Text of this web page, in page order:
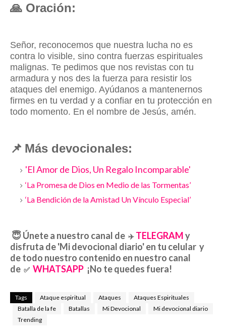
🙏 Oración:
Señor, reconocemos que nuestra lucha no es
contra lo visible, sino contra fuerzas espirituales
malignas. Te pedimos que nos revistas con tu
armadura y nos des la fuerza para resistir los
ataques del enemigo. Ayúdanos a mantenernos
firmes en tu verdad y a confiar en tu protección en
todo momento. En el nombre de Jesús, amén.
📌 Más devocionales:
'El Amor de Dios, Un Regalo Incomparable'
‘La Promesa de Dios en Medio de las Tormentas’
‘La Bendición de la Amistad Un Vínculo Especial’
😇Únete a nuestro canal de ✈️ TELEGRAMy
disfruta de 'Mi devocional diario' en tu celular y
de todo nuestro contenido en nuestro canal
de ✅ WHATSAPP ¡No te quedes fuera!
Tags Ataque espiritual Ataques
Ataques Espirituales
Batalla de la fe
Batallas Mi Devocional
Mi devocional diario
Trending